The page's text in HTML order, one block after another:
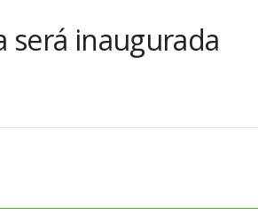
será inaugurada